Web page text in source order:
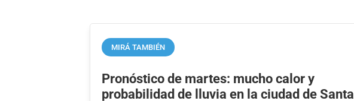
MIRÁ TAMBIÉN
Pronóstico de martes: mucho calor y
probabilidad de lluvia en la ciudad de Santa